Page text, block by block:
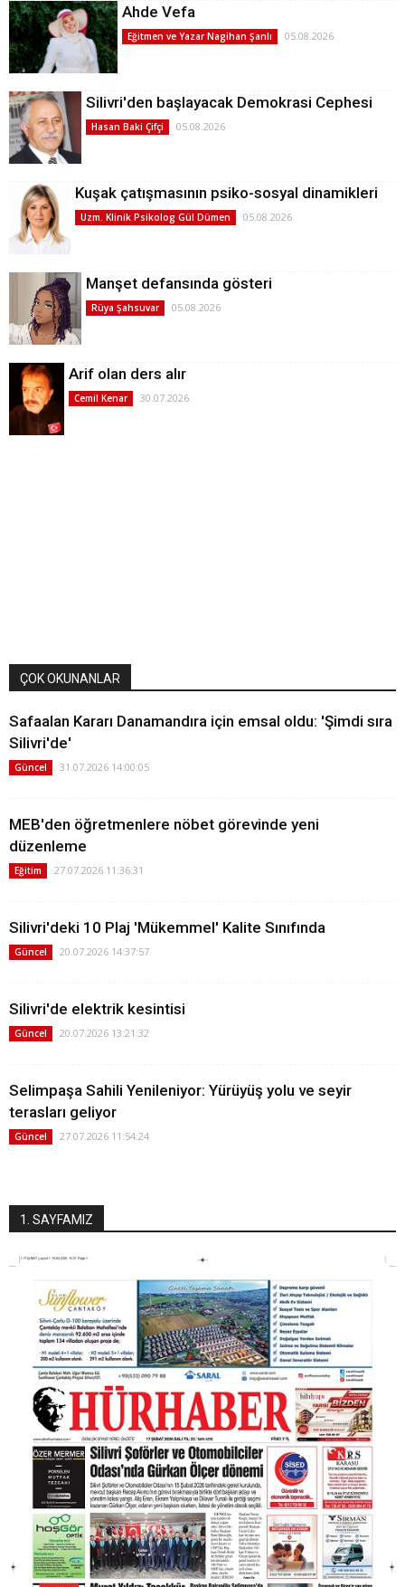
Ahde Vefa
Eğitmen ve Yazar Nagihan Şanlı 05.08.2026
Silivri'den başlayacak Demokrasi Cephesi
Hasan Baki Çifçi 05.08.2026
Kuşak çatışmasının psiko-sosyal dinamikleri
Uzm. Klinik Psikolog Gül Dümen 05.08.2026
Manşet defansında gösteri
Rüya Şahsuvar 05.08.2026
Arif olan ders alır
Cemil Kenar 30.07.2026
ÇOK OKUNANLAR
Safaalan Kararı Danamandıra için emsal oldu: 'Şimdi sıra
Silivri'de'
Güncel 31.07.2026 14:00:05
MEB'den öğretmenlere nöbet görevinde yeni
düzenleme
Eğitim 27.07.2026 11:36:31
Silivri'deki 10 Plaj 'Mükemmel' Kalite Sınıfında
Güncel 20.07.2026 14:37:57
Silivri'de elektrik kesintisi
Güncel 20.07.2026 13:21:32
Selimpaşa Sahili Yenileniyor: Yürüyüş yolu ve seyir
terasları geliyor
Güncel 27.07.2026 11:54:24
1. SAYFAMIZ